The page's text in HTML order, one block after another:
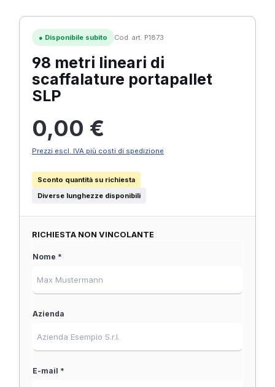
● Disponibile subito Cod. art. P1873
98 metri lineari di
scaffalature portapallet
SLP
0,00 €
Prezzi escl. IVA più costi di spedizione
Sconto quantità su richiesta
Diverse lunghezze disponibili
RICHIESTA NON VINCOLANTE
Nome *
Azienda
E-mail *